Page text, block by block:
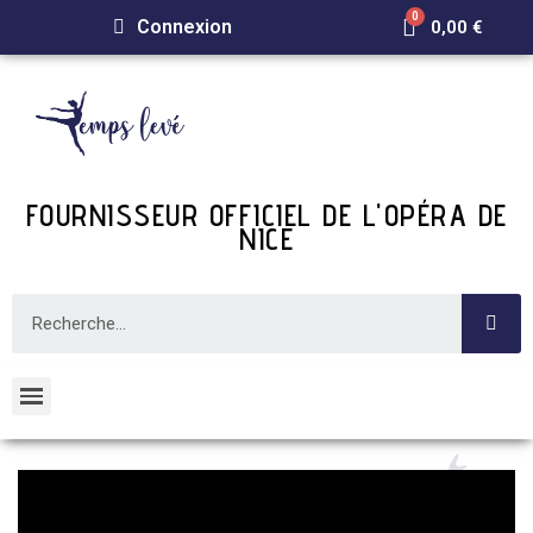
Connexion 0,00 €
FOURNISSEUR OFFICIEL DE L'OPÉRA DE
NICE